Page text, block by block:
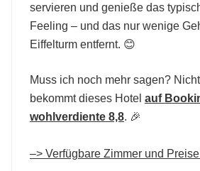
servieren und genieße das
Feeling – und das nur wenige
Eiffelturm entfernt. 😊
Muss ich noch mehr sagen?
bekommt dieses Hotel auf
wohlverdiente 8,8. 🎉
–> Verfügbare Zimmer und